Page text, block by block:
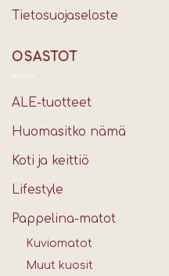
Tietosuojaseloste
OSASTOT
ALE-tuotteet
Huomasitko nämä
Koti ja keittiö
Lifestyle
Pappelina-matot
Kuviomatot
Muut kuosit